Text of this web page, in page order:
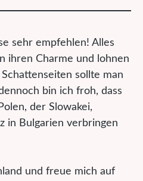
sehr empfehlen! Alles
ihren Charme und lohnen
sollte man
bin ich froh, dass
der Slowakei,
in Bulgarien verbringen
und freue mich auf